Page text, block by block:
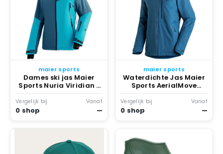
maier sports
Dames ski jas Maier
Sports Nuria Viridian /
Tealpop
Vergelijk bij
0 shop
Vanaf
—
maier sports
Waterdichte Jas Maier
Sports AerialMove
Viridian
Vergelijk bij
0 shop
Vanaf
—